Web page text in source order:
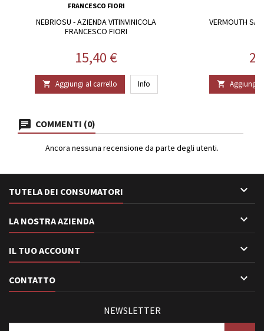
FRANCESCO FIORI
NEBRIOSU - AZIENDA VITINVINICOLA
FRANCESCO FIORI
Prezzo
15,40 €
 Aggiungi al carrello Info
VERMOUTH
 Aggiungi
COMMENTI (0)
Ancora nessuna recensione da parte degli utenti.
TUTELA DEI CONSUMATORI 
LA NOSTRA AZIENDA 
IL TUO ACCOUNT 
CONTATTO 
NEWSLETTER